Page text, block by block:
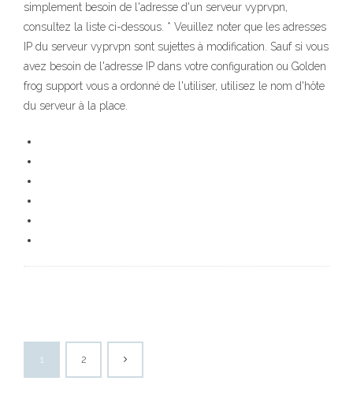
simplement besoin de l'adresse d'un serveur vyprvpn,
consultez la liste ci-dessous. * Veuillez noter que les adresses
IP du serveur vyprvpn sont sujettes à modification. Sauf si vous
avez besoin de l'adresse IP dans votre configuration ou Golden
frog support vous a ordonné de l'utiliser, utilisez le nom d'hôte
du serveur à la place.
1 2